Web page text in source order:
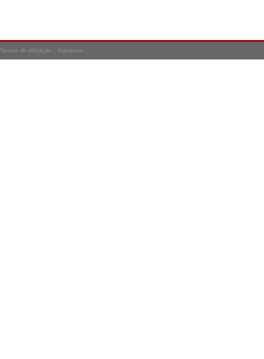
Termos de utilização Contactos